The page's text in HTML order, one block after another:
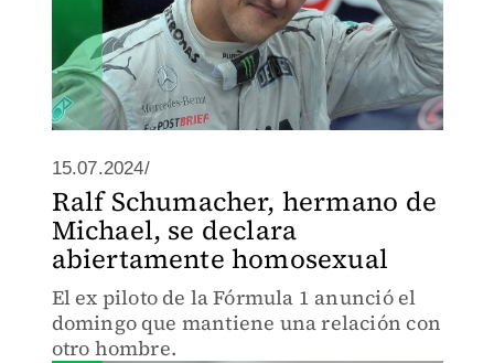
15.07.2024/
Ralf Schumacher, hermano de
Michael, se declara
abiertamente homosexual
El ex piloto de la Fórmula 1 anunció el
domingo que mantiene una relación con
otro hombre.